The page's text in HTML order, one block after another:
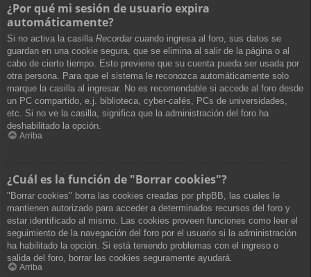
¿Por qué mi sesión de usuario expira
automáticamente?
Si no activa la casilla Recordarcuando ingresa al foro, sus datos se
guardan en una cookie segura, que se elimina al salir de la página o al
cabo de cierto tiempo. Esto previene que su cuenta pueda ser usada por
otra persona. Para que el sistema le reconozca automáticamente solo
marque la casilla al ingresar. No es recomendable si accede al foro desde
un PC compartido, e.j. biblioteca, cyber-cafés, PCs de universidades,
etc. Si no ve la casilla, significa que la administración del foro ha
deshabilitado la opción.
Arriba
¿Cuál es la función de "Borrar cookies"?
"Borrar cookies" borra las cookies creadas por phpBB, las cuales le
mantienen autorizado para acceder a determinados recursos del foro y
estar identificado al mismo. Las cookies proveen funciones como leer el
seguimiento de la navegación del foro por el usuario si la administración
ha habilitado la opción. Si está teniendo problemas con el ingreso o
salida del foro, borrar las cookies seguramente ayudará.
Arriba